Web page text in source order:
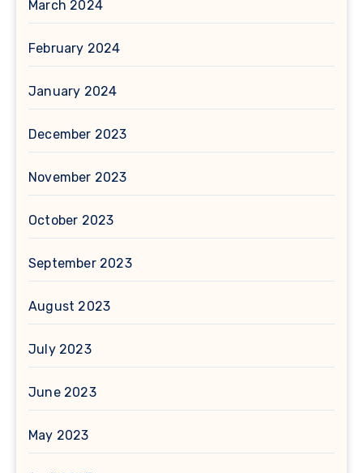
March 2024
February 2024
January 2024
December 2023
November 2023
October 2023
September 2023
August 2023
July 2023
June 2023
May 2023